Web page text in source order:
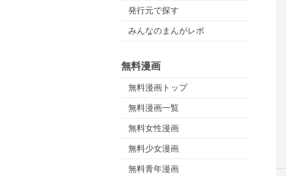
発行元で探す
みんなのまんがレポ
無料漫画
無料漫画トップ
無料漫画一覧
無料女性漫画
無料少女漫画
無料青年漫画